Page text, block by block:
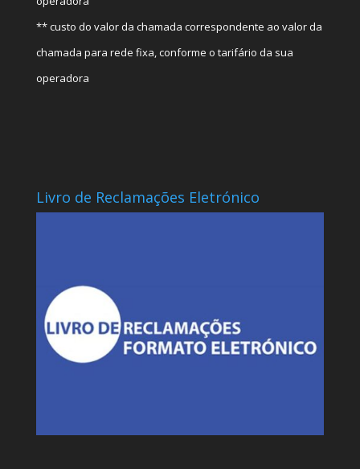
** custo do valor da chamada correspondente ao valor da
chamada para rede fixa, conforme o tarifário da sua
operadora
Livro de Reclamações Eletrónico